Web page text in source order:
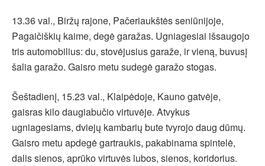
13.36 val., Biržų rajone, Pačeriaukštės seniūnijoje,
Pagaičiškių kaime, degė garažas. Ugniagesiai išsaugojo
tris automobilius: du, stovėjusius garaže, ir vieną, buvusį
šalia garažo. Gaisro metu sudegė garažo stogas.
Šeštadienį, 15.23 val., Klaipėdoje, Kauno gatvėje,
gaisras kilo daugiabučio virtuvėje. Atvykus
ugniagesiams, dviejų kambarių bute tvyrojo daug dūmų.
Gaisro metu apdegė gartraukis, pakabinama spintelė,
dalis sienos, aprūko virtuvės lubos, sienos, koridorius.